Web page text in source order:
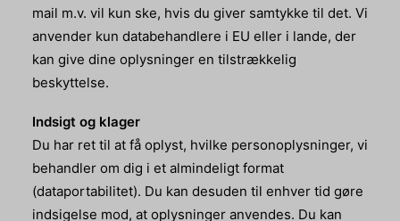
mail m.v. vil kun ske, hvis du giver samtykke til det. Vi
anvender kun databehandlere i EU eller i lande, der
kan give dine oplysninger en tilstrækkelig
beskyttelse.
Indsigt og klager
Du har ret til at få oplyst, hvilke personoplysninger, vi
behandler om dig i et almindeligt format
(dataportabilitet). Du kan desuden til enhver tid gøre
indsigelse mod, at oplysninger anvendes. Du kan